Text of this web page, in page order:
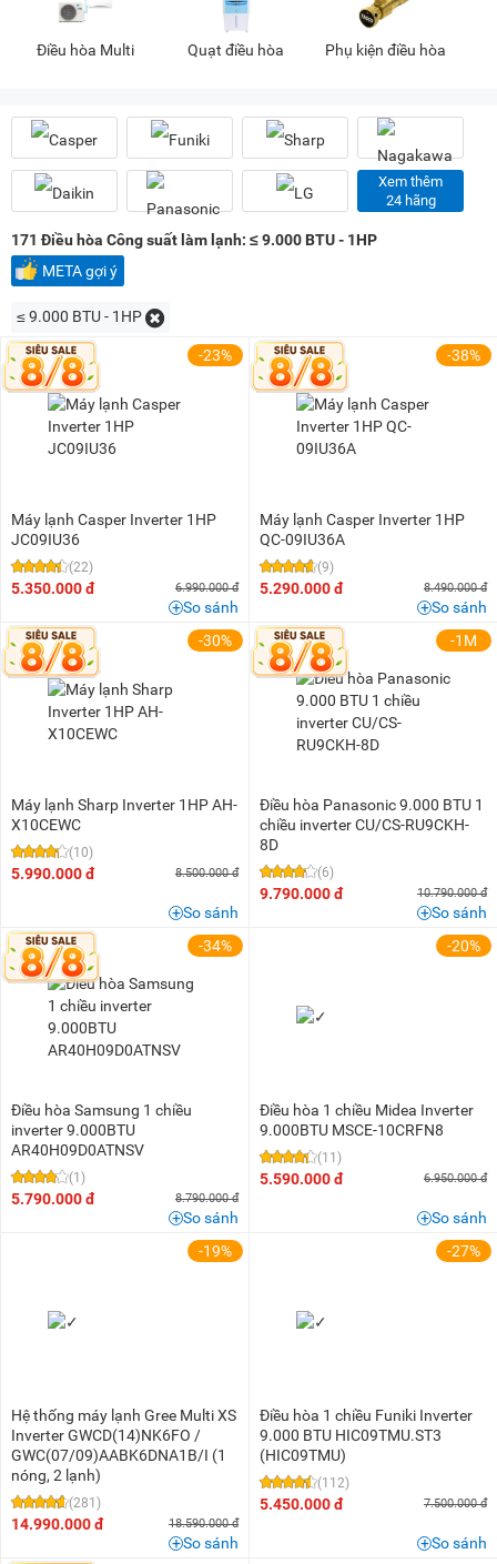
15 triệu - 20 triệu
(99)
20 triệu - 25 triệu (94)
25 triệu - 30 triệu
30 triệu - 40 triệu (163)
40 triệu - 50 triệu
100 triệu - 200 triệu
Điều hòa Multi Quạt điều hòa Phụ kiện điều hòa
Xem thêm
24 hãng
171Điều hòa Công suất làm lạnh: ≤ 9.000 BTU - 1HP
META gợi ý
≤ 9.000 BTU - 1HP
-23%
Máy lạnh Casper Inverter 1HP
JC09IU36
(22)
5.350.000 đ 6.990.000 đ
So sánh
-38%
Máy lạnh Casper Inverter 1HP
QC-09IU36A
(9)
5.290.000 đ 8.490.000 đ
So sánh
-30%
Máy lạnh Sharp Inverter 1HP AH-
X10CEWC
(10)
5.990.000 đ 8.500.000 đ
So sánh
-1M
Điều hòa Panasonic 9.000 BTU 1
chiều inverter CU/CS-RU9CKH-
8D
(6)
9.790.000 đ 10.790.000 đ
So sánh
-34%
Điều hòa Samsung 1 chiều
inverter 9.000BTU
AR40H09D0ATNSV
(1)
5.790.000 đ 8.790.000 đ
So sánh
-20%
Điều hòa 1 chiều Midea Inverter
9.000BTU MSCE-10CRFN8
(11)
5.590.000 đ 6.950.000 đ
So sánh
-19%
Hệ thống máy lạnh Gree Multi XS
Inverter GWCD(14)NK6FO /
GWC(07/09)AABK6DNA1B/I (1
nóng, 2 lạnh)
(281)
14.990.000 đ 18.590.000 đ
So sánh
-27%
Điều hòa 1 chiều Funiki Inverter
9.000 BTU HIC09TMU.ST3
(HIC09TMU)
(112)
5.450.000 đ 7.500.000 đ
So sánh